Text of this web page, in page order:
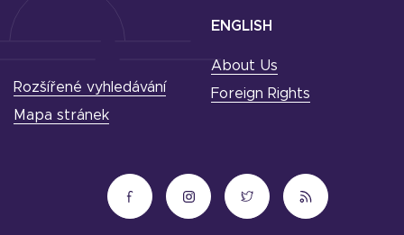
ENGLISH
About Us
Foreign Rights
Rozšířené vyhledávání
Mapa stránek